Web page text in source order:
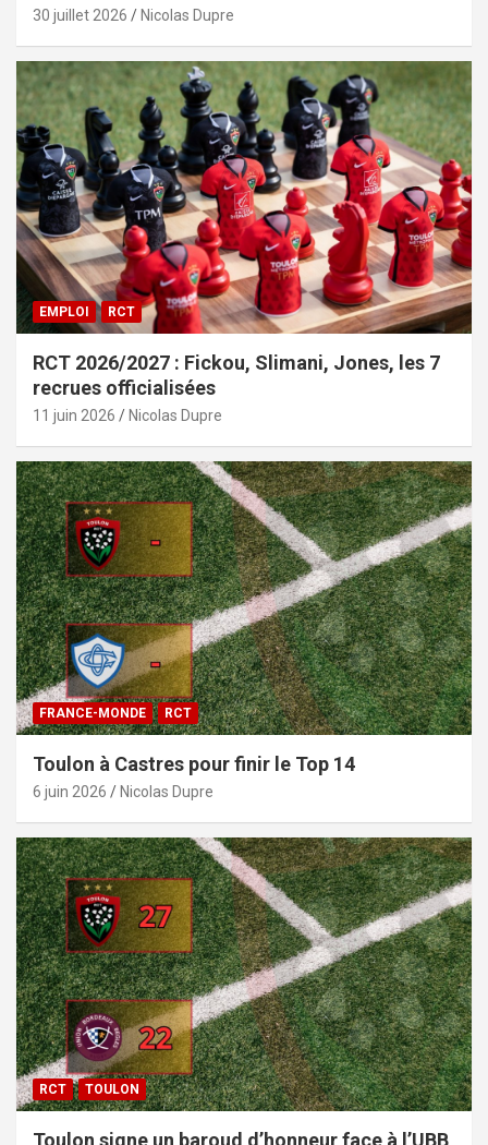
30 juillet 2026 Nicolas Dupre
EMPLOI RCT
RCT 2026/2027 : Fickou, Slimani, Jones, les 7
recrues officialisées
11 juin 2026 Nicolas Dupre
FRANCE-MONDE RCT
Toulon à Castres pour finir le Top 14
6 juin 2026 Nicolas Dupre
RCT TOULON
Toulon signe un baroud d’honneur face à l’UBB